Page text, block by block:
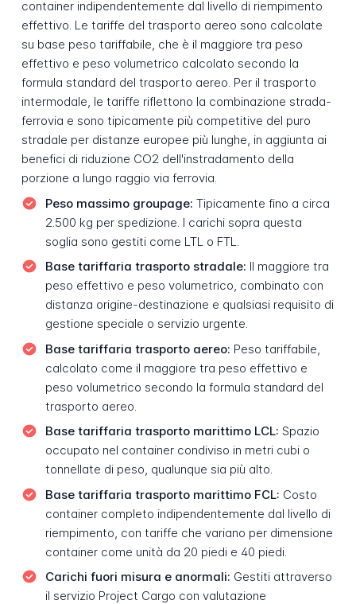
container indipendentemente dal livello di riempimento
effettivo. Le tariffe del trasporto aereo sono calcolate
su base peso tariffabile, che è il maggiore tra peso
effettivo e peso volumetrico calcolato secondo la
formula standard del trasporto aereo. Per il trasporto
intermodale, le tariffe riflettono la combinazione strada-
ferrovia e sono tipicamente più competitive del puro
stradale per distanze europee più lunghe, in aggiunta ai
benefici di riduzione CO2 dell'instradamento della
porzione a lungo raggio via ferrovia.
Peso massimo groupage: Tipicamente fino a circa
2.500 kg per spedizione. I carichi sopra questa
soglia sono gestiti come LTL o FTL.
Base tariffaria trasporto stradale: Il maggiore tra
peso effettivo e peso volumetrico, combinato con
distanza origine-destinazione e qualsiasi requisito di
gestione speciale o servizio urgente.
Base tariffaria trasporto aereo: Peso tariffabile,
calcolato come il maggiore tra peso effettivo e
peso volumetrico secondo la formula standard del
trasporto aereo.
Base tariffaria trasporto marittimo LCL: Spazio
occupato nel container condiviso in metri cubi o
tonnellate di peso, qualunque sia più alto.
Base tariffaria trasporto marittimo FCL: Costo
container completo indipendentemente dal livello di
riempimento, con tariffe che variano per dimensione
container come unità da 20 piedi e 40 piedi.
Carichi fuori misura e anormali: Gestiti attraverso
il servizio Project Cargo con valutazione